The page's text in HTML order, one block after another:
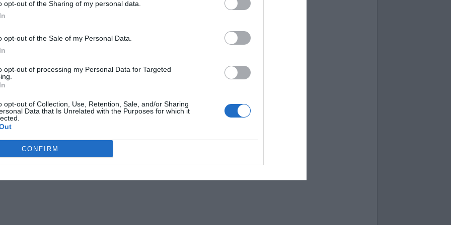
opt-out of the Sharing of my personal data.
opt-out of the Sale of my Personal Data.
opt-out of processing my Personal Data for Targeted
opt-out of Collection, Use, Retention, Sale, and/or Sharing
Data that Is Unrelated with the Purposes for which it
CONFIRM
kad tokia technologija ateityje gali sukelti tikrą revoliuciją visoje
Views:1,305
, elektrinė, elektros energija, garo turbina,
Heuslerio
, multimetalinės medžiagos
navigation
sistema vaizdą
ant automobilio priekinio